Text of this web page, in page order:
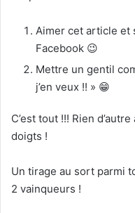
Aimer cet article et
Facebook 😉
Mettre un gentil
j’en veux !! » 😁
C’est tout !!! Rien
doigts !
Un tirage au sort parmi
2 vainqueurs !